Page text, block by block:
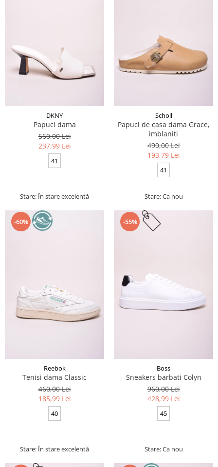
DKNY
Papuci dama
560,00 Lei
237,99 Lei
41
Stare: În stare excelentă
Scholl
Papuci de casa dama Grace,
imblaniti
490,00 Lei
193,79 Lei
41
Stare: Ca nou
-60%
Reebok
Tenisi dama Classic
460,00 Lei
185,99 Lei
40
Stare: În stare excelentă
-55%
Boss
Sneakers barbati Colyn
960,00 Lei
428,99 Lei
45
Stare: Ca nou